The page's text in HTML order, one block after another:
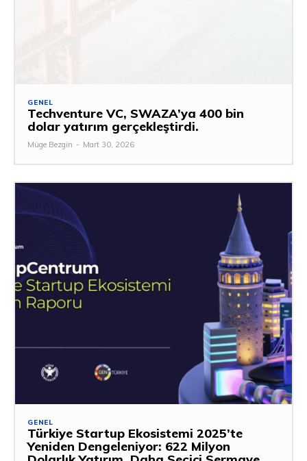
GENEL
Techventure VC, SWAZA’ya 400 bin
dolar yatırım gerçekleştirdi.
Müge Bezgin - Mart 30, 2026
GENEL
Türkiye Startup Ekosistemi 2025’te
Yeniden Dengeleniyor: 622 Milyon